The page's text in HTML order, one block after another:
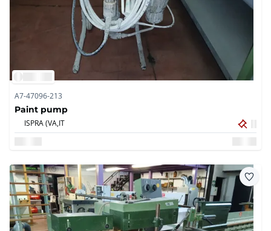
A7-47096-213
Paint pump
ISPRA (VA,IT